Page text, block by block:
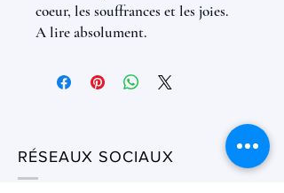
coeur, les souffrances et les joies.
A lire absolument.
RÉSEAUX SOCIAUX